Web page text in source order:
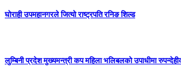
घोराही उपमहानगरले जित्यो राष्ट्रपति रनिङ शिल्ड
लुम्बिनी प्रदेश मुख्यमन्त्री कप महिला भलिबलकाे उपाधीमा